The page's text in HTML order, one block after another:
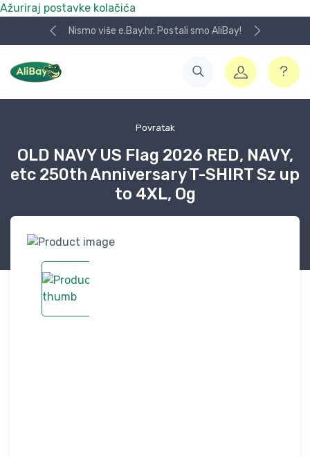
Ažuriraj postavke kolačića
Nismo više e.Bay.hr. Postali smo AliBay!
Povratak
OLD NAVY US Flag 2026 RED, NAVY,
etc 250th Anniversary T-SHIRT Sz up
to 4XL, Og